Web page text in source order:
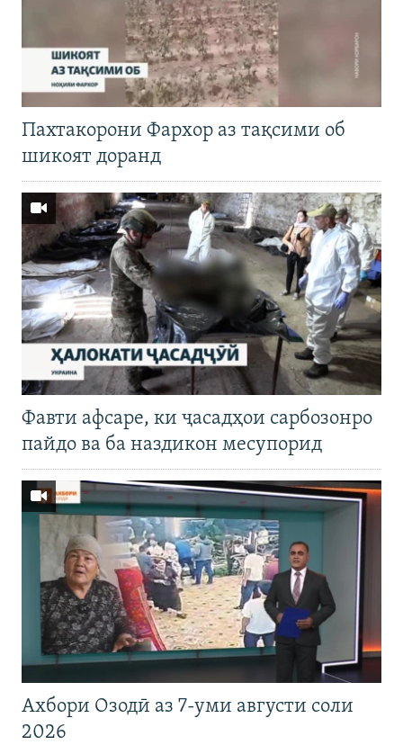
Пахтакорони Фархор аз тақсими об
шикоят доранд
Фавти афсаре, ки ҷасадҳои сарбозонро
пайдо ва ба наздикон месупорид
Ахбори Озодӣ аз 7-уми августи соли
2026